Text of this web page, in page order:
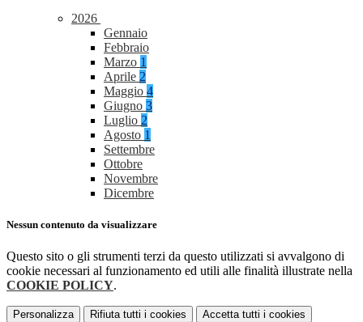
2026
Gennaio
Febbraio
Marzo 1
Aprile 2
Maggio 4
Giugno 3
Luglio 2
Agosto 1
Settembre
Ottobre
Novembre
Dicembre
Nessun contenuto da visualizzare
Questo sito o gli strumenti terzi da questo utilizzati si avvalgono di
cookie necessari al funzionamento ed utili alle finalità illustrate nella
COOKIE POLICY.
Personalizza Rifiuta tutti i cookies Accetta tutti i cookies